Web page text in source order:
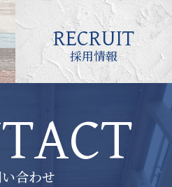
RECRUIT
採用情報
合わせ